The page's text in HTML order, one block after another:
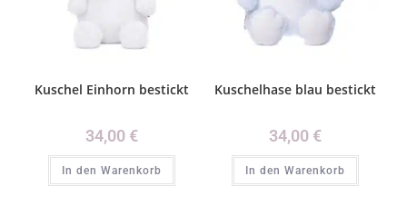
Kuschel Einhorn bestickt
34,00 €
In den Warenkorb
Kuschelhase blau bestickt
34,00 €
In den Warenkorb